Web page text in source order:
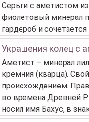
Серьги с аметистом
фиолетовый минерал
гардероб и
Украшения колец с
Аметист – минерал
кремния (кварца).
происхождением.
во времена Древней
носил имя Бахус, в